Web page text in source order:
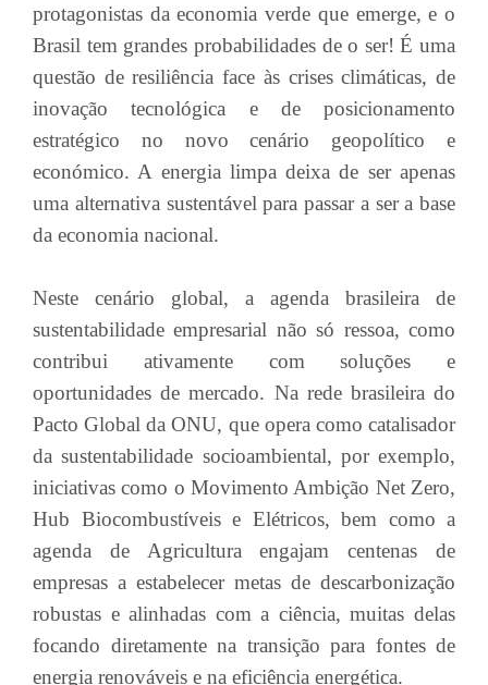
protagonistas da economia verde que emerge, e o
Brasil tem grandes probabilidades de o ser! É uma
questão de resiliência face às crises climáticas, de
inovação tecnológica e de posicionamento
estratégico no novo cenário geopolítico e
económico. A energia limpa deixa de ser apenas
uma alternativa sustentável para passar a ser a base
da economia nacional.
Neste cenário global, a agenda brasileira de
sustentabilidade empresarial não só ressoa, como
contribui ativamente com soluções e
oportunidades de mercado. Na rede brasileira do
Pacto Global da ONU, que opera como catalisador
da sustentabilidade socioambiental, por exemplo,
iniciativas como o Movimento Ambição Net Zero,
Hub Biocombustíveis e Elétricos, bem como a
agenda de Agricultura engajam centenas de
empresas a estabelecer metas de descarbonização
robustas e alinhadas com a ciência, muitas delas
focando diretamente na transição para fontes de
energia renováveis e na eficiência energética.